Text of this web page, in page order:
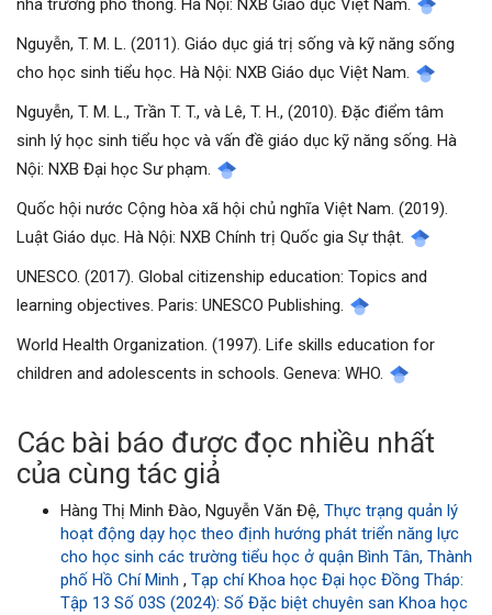
nhà trường phổ thông. Hà Nội: NXB Giáo dục Việt Nam.
Nguyễn, T. M. L. (2011). Giáo dục giá trị sống và kỹ năng sống
cho học sinh tiểu học. Hà Nội: NXB Giáo dục Việt Nam.
Nguyễn, T. M. L., Trần T. T., và Lê, T. H., (2010). Đặc điểm tâm
sinh lý học sinh tiểu học và vấn đề giáo dục kỹ năng sống. Hà
Nội: NXB Đại học Sư phạm.
Quốc hội nước Cộng hòa xã hội chủ nghĩa Việt Nam. (2019).
Luật Giáo dục. Hà Nội: NXB Chính trị Quốc gia Sự thật.
UNESCO. (2017). Global citizenship education: Topics and
learning objectives. Paris: UNESCO Publishing.
World Health Organization. (1997). Life skills education for
children and adolescents in schools. Geneva: WHO.
Các bài báo được đọc nhiều nhất
của cùng tác giả
Hàng Thị Minh Đào, Nguyễn Văn Đệ, Thực trạng quản lý
hoạt động dạy học theo định hướng phát triển năng lực
cho học sinh các trường tiểu học ở quận Bình Tân, Thành
phố Hồ Chí Minh , Tạp chí Khoa học Đại học Đồng Tháp:
Tập 13 Số 03S (2024): Số Đặc biệt chuyên san Khoa học